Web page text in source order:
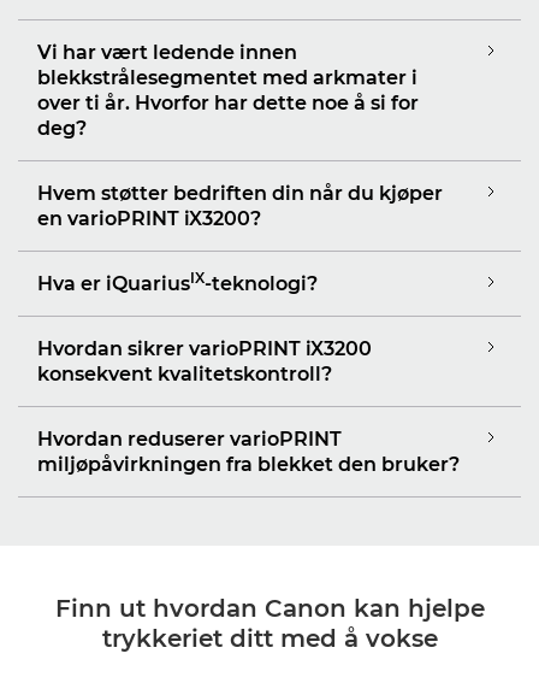
Vi har vært ledende innen
blekkstrålesegmentet med arkmater i
over ti år. Hvorfor har dette noe å si for
deg?
Hvem støtter bedriften din når du kjøper
en varioPRINT iX3200?
Hva er iQuariusIX-teknologi?
Hvordan sikrer varioPRINT iX3200
konsekvent kvalitetskontroll?
Hvordan reduserer varioPRINT
miljøpåvirkningen fra blekket den bruker?
Finn ut hvordan Canon kan hjelpe
trykkeriet ditt med å vokse